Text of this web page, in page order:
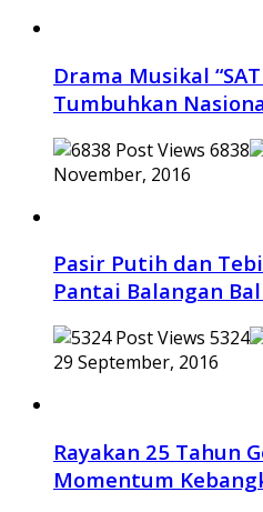
Drama Musikal
Tumbuhkan
6838
November, 2016
Pasir Putih dan
Pantai Balangan
5324
29 September, 2016
Rayakan 25 Tahun
Momentum